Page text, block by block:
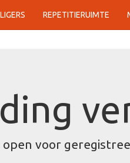
REPETITIERUIMTE
open voor